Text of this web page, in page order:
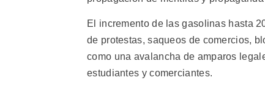
El incremento de las gasolinas hasta
de protestas, saqueos de comercios,
como una avalancha de amparos
estudiantes y comerciantes.